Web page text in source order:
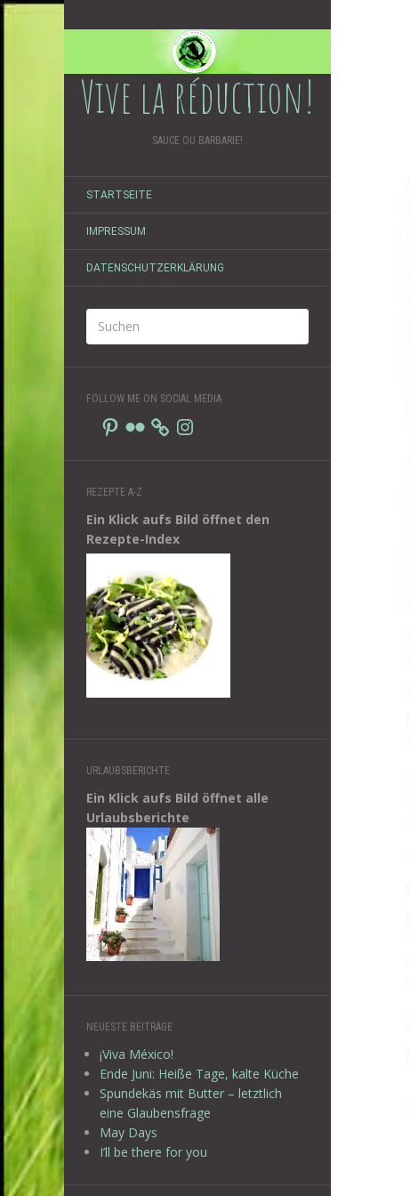
Vive la réduction!
SAUCE OU BARBARIE!
STARTSEITE
IMPRESSUM
DATENSCHUTZERKLÄRUNG
FOLLOW ME ON SOCIAL MEDIA
Pinterest
Flickr Instagram
REZEPTE A-Z
Ein Klick aufs Bild öffnet den
Rezepte-Index
URLAUBSBERICHTE
Ein Klick aufs Bild öffnet alle
Urlaubsberichte
NEUESTE BEITRÄGE
¡Viva México!
Ende Juni: Heiße Tage, kalte Küche
Spundekäs mit Butter – letztlich
eine Glaubensfrage
May Days
I’ll be there for you